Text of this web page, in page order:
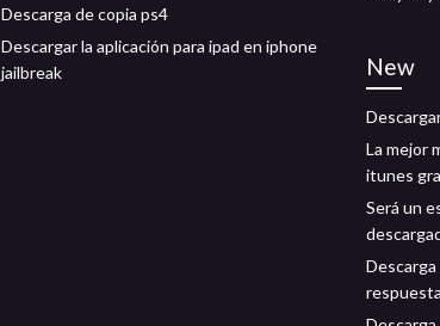
Descarga de copia ps4
Descargar la aplicación para ipad en iphone
jailbreak
New
La mejor
itunes
Será un
respuesta